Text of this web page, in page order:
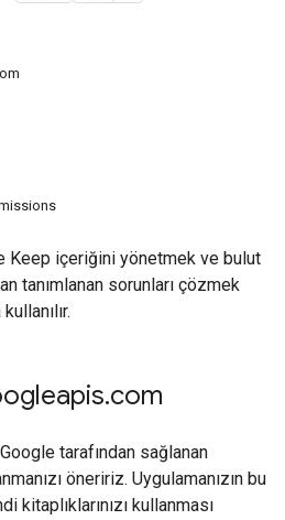
Keep içeriğini yönetmek ve bulut
tanımlanan sorunları çözmek
.com
tarafından sağlanan
öneririz. Uygulamanızın bu
kitaplıklarınızı kullanması